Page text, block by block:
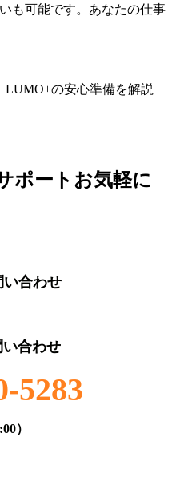
も可能です。あなたの仕事
LUMO+の安心準備を解説
ポート お気軽に
い合わせ
合わせ
5283
）